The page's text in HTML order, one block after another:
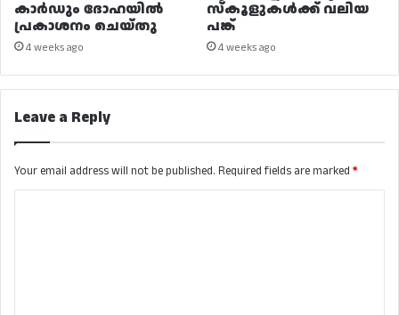
കാർഡും ദോഹയിൽ
പ്രകാശനം ചെയ്തു
4 weeks ago
സ്കൂളുകൾക്ക് വലിയ
പങ്ക്
4 weeks ago
Leave a Reply
Your email address will not be published. Required fields are marked *